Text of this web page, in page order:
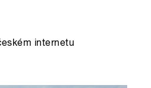
internetu